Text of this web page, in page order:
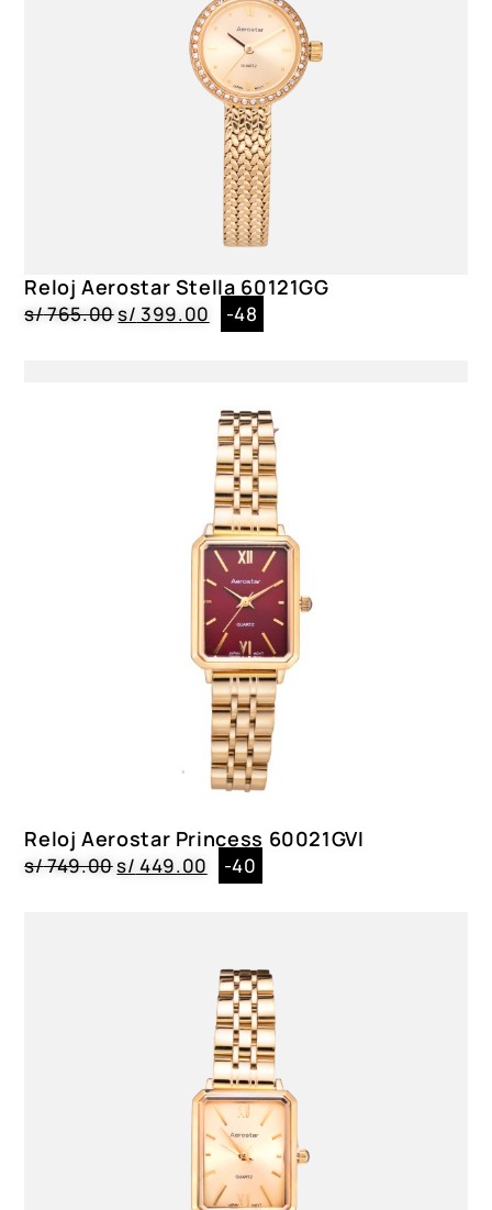
Acero Inoxidable|Plateado|Broche
Acero Inoxidable|Circular|4.6 cm
Género
Caballero
Reloj Aerostar Stella 60121GG
s/765.00s/ 399.00 -48
Reloj Aerostar Princess 60021GVI
s/749.00s/ 449.00 -40